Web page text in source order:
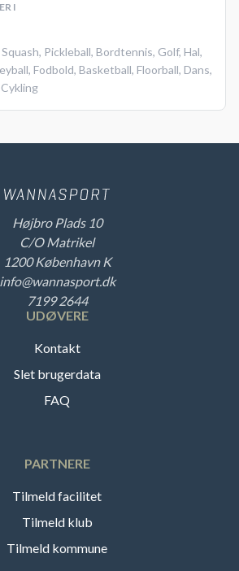
I
Squash, Pickleball, Bordtennis, Golf, Hal,
, Fodbold, Basketball, Floorball, Dans,
Cykling
Højbro Plads 10
C/O Matrikel
1200 København K
info@wannasport.dk
7199 2644
UDØVERE
Kontakt
Slet brugerdata
FAQ
PARTNERE
Tilmeld facilitet
Tilmeld klub
Tilmeld kommune